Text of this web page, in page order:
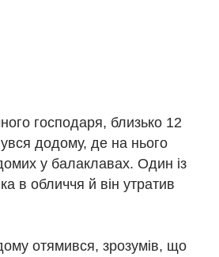
господаря, близько 12
додому, де на нього
у балаклавах. Один із
в обличчя й він утратив
отямився, зрозумів, що